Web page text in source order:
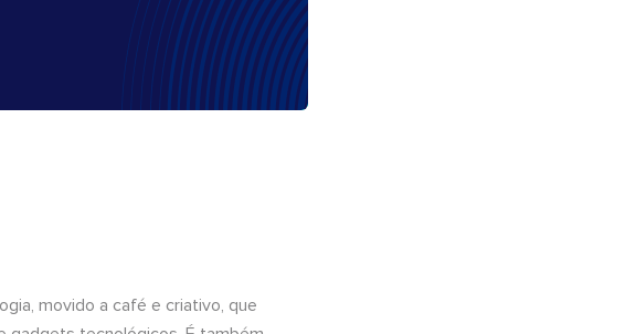
movido a café e criativo, que